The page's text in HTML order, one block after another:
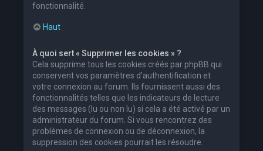
fonctionnalité.
Haut
À quoi sert « Supprimer les cookies » ?
Cela supprime tous les cookies créés par phpBB qui
conservent vos paramètres d’authentification et
votre connexion au forum. Ils fournissent aussi des
fonctionnalités telles que les indicateurs de lecture
des messages (lu ou non lu) si cela a été activé par un
administrateur du forum. Si vous rencontrez des
problèmes de connexion ou de déconnexion, la
suppression des cookies pourrait les résoudre.